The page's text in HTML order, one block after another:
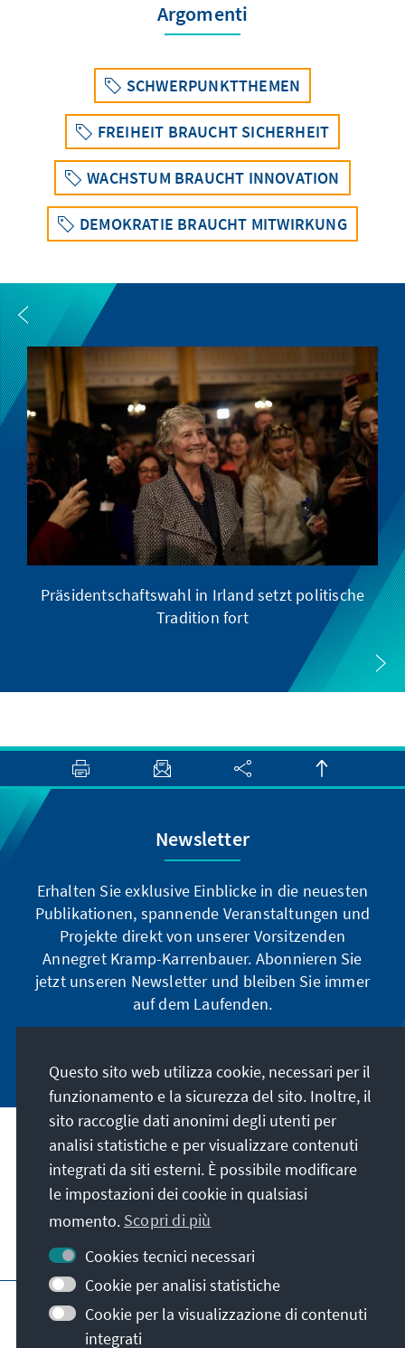
Argomenti
SCHWERPUNKTTHEMEN
FREIHEIT BRAUCHT SICHERHEIT
WACHSTUM BRAUCHT INNOVATION
DEMOKRATIE BRAUCHT MITWIRKUNG
Präsidentschaftswahl in Irland setzt politische
Tradition fort
Newsletter
Erhalten Sie exklusive Einblicke in die neuesten
Publikationen, spannende Veranstaltungen und
Projekte direkt von unserer Vorsitzenden
Annegret Kramp-Karrenbauer. Abonnieren Sie
jetzt unseren Newsletter und bleiben Sie immer
auf dem Laufenden.
La nostra missione
Contatto
Altre offerte della fondazione
Colophon
Termini e condizioni
Questo sito web utilizza cookie, necessari per il
funzionamento e la sicurezza del sito. Inoltre, il
sito raccoglie dati anonimi degli utenti per
analisi statistiche e per visualizzare contenuti
integrati da siti esterni. È possibile modificare
le impostazioni dei cookie in qualsiasi
momento. Scopri di più
Cookies tecnici necessari
Cookie per analisi statistiche
Cookie per la visualizzazione di contenuti
integrati